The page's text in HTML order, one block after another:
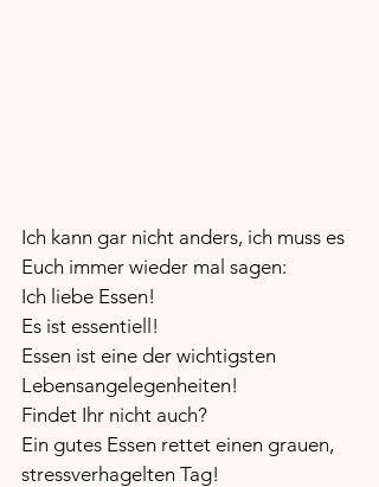
Ich kann gar nicht anders, ich muss es
Euch immer wieder mal sagen:
Ich liebe Essen!
Es ist essentiell!
Essen ist eine der wichtigsten
Lebensangelegenheiten!
Findet Ihr nicht auch?
Ein gutes Essen rettet einen grauen,
stressverhagelten Tag!